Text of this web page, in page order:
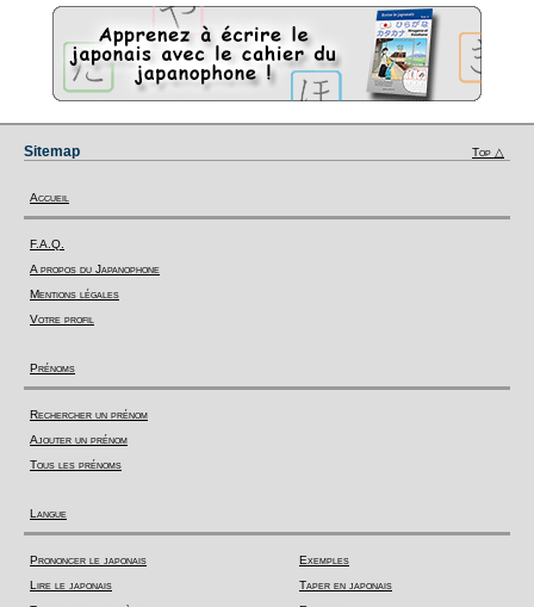
Sitemap Top △
Accueil
F.A.Q.
A propos du Japanophone
Mentions légales
Votre profil
Prénoms
Rechercher un prénom
Ajouter un prénom
Tous les prénoms
Langue
Prononcer le japonais
Lire le japonais
Exemples
Taper en japonais